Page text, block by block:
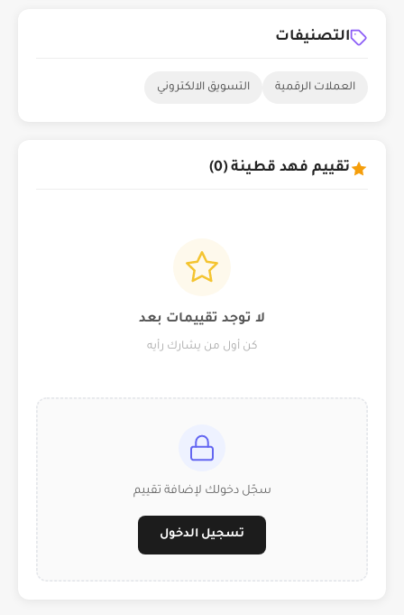
التصنيفات
العملات الرقمية التسويق الالكتروني
تقييم فهد قطينة (0)
لا توجد تقييمات بعد
كن أول من يشارك رأيه
سجّل دخولك لإضافة تقييم
تسجيل الدخول